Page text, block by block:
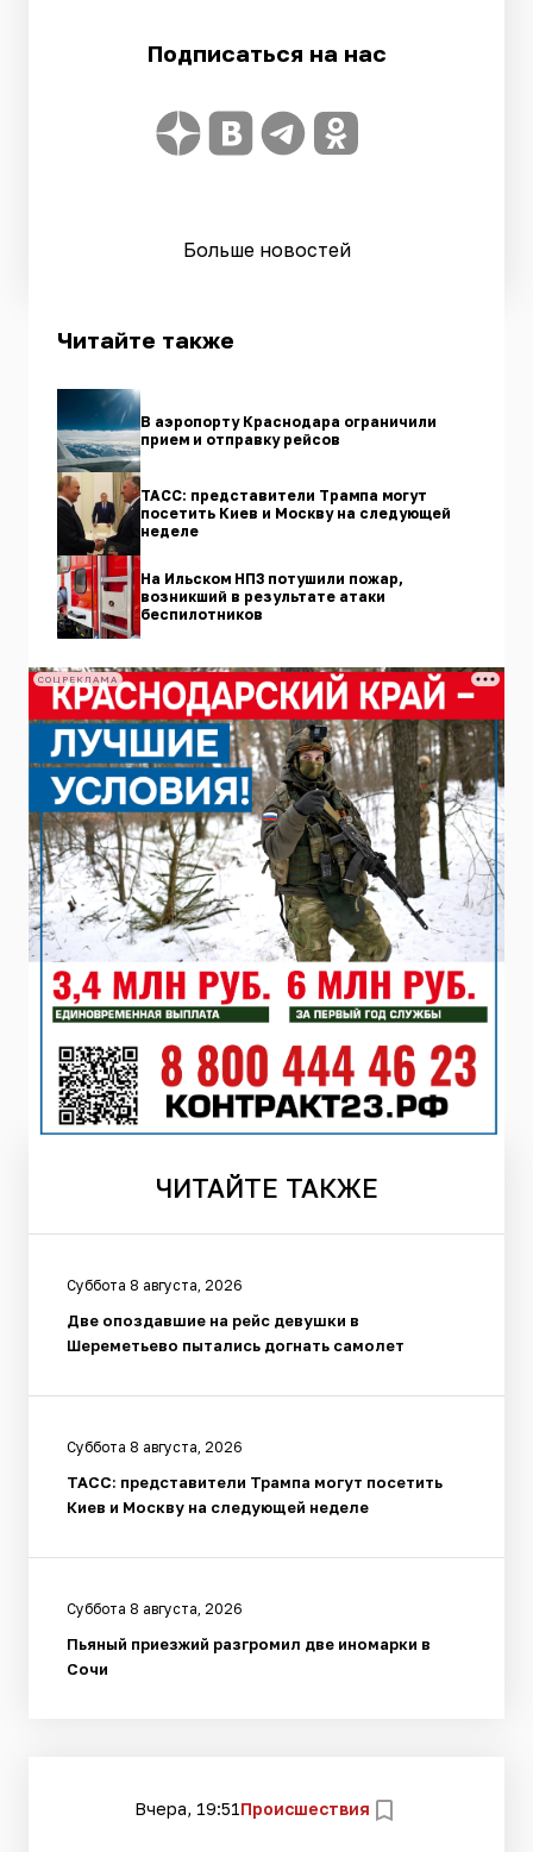
Подписаться на нас
Больше новостей
Читайте также
В аэропорту Краснодара ограничили
прием и отправку рейсов
ТАСС: представители Трампа могут
посетить Киев и Москву на следующей
неделе
На Ильском НПЗ потушили пожар,
возникший в результате атаки
беспилотников
СОЦРЕКЛАМА
ЧИТАЙТЕ ТАКЖЕ
Суббота 8 августа, 2026
Две опоздавшие на рейс девушки в
Шереметьево пытались догнать самолет
Суббота 8 августа, 2026
ТАСС: представители Трампа могут посетить
Киев и Москву на следующей неделе
Суббота 8 августа, 2026
Пьяный приезжий разгромил две иномарки в
Сочи
Вчера, 19:51Происшествия